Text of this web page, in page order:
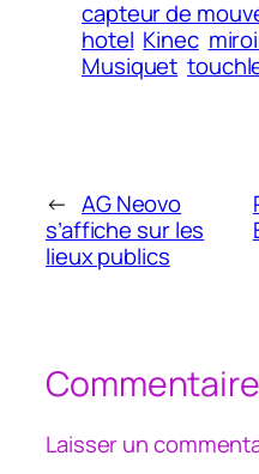
capteur de
hotel Kinec
Musiquet
← AG Neovo
s’affiche sur les
lieux publics
Laisser un